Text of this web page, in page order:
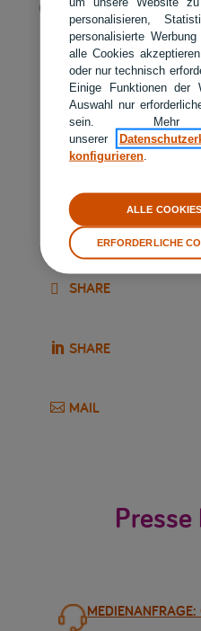
Quellen: Eurostat,
Artikel teilen
SHARE
SHARE
SHARE
SHARE
MAIL
personalisieren,
personalisierte
alle Cookies
oder nur technisch
Einige Funktionen der
Auswahl nur
sein.
unserer
konfigurieren
ERFORDERLICHE
ALLE